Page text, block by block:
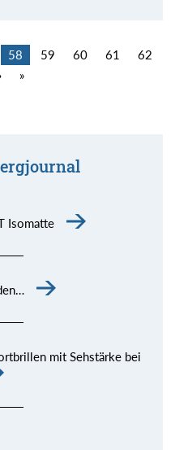
58 59 60 61
62
› »
Isomatte
mit Sehstärke bei